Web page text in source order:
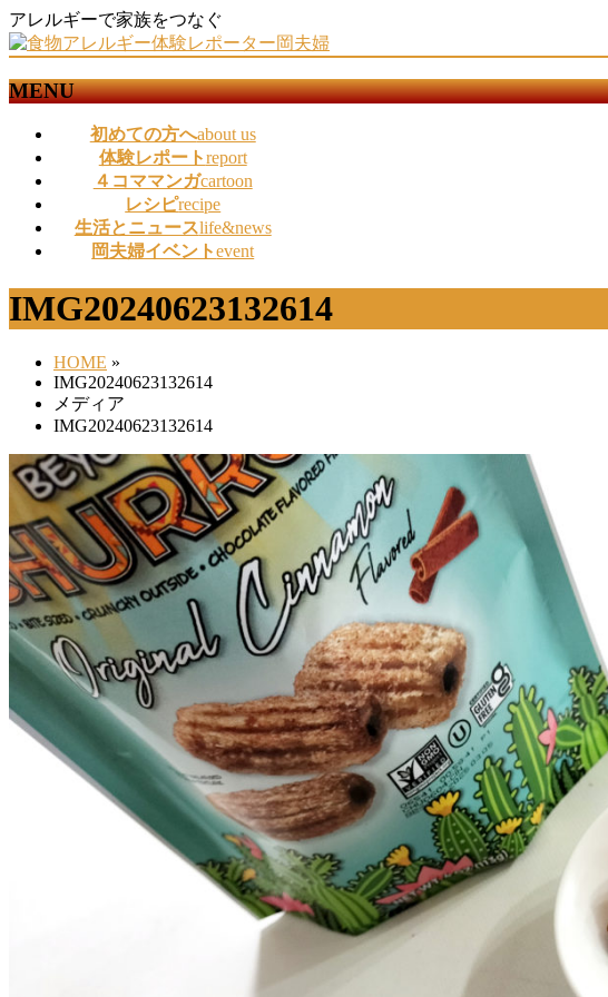
アレルギーで家族をつなぐ
MENU
す
初めての方へabout us
体験レポートreport
４コママンガcartoon
レシピrecipe
生活とニュースlife&news
岡夫婦イベントevent
IMG20240623132614
HOME »
IMG20240623132614
メディア
IMG20240623132614